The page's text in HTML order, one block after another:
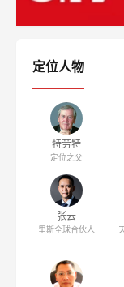
定位人物
特劳特
定位之父
张云
里斯全球合伙人